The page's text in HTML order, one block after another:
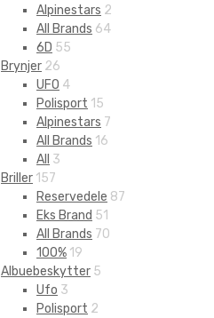
Alpinestars 2
All Brands 64
6D 55
Brynjer 26
UFO 4
Polisport 15
Alpinestars 7
All Brands 16
All 3
Briller 157
Reservedele 87
Eks Brand 51
All Brands 70
100% 19
Albuebeskytter 5
Ufo 3
Polisport 2